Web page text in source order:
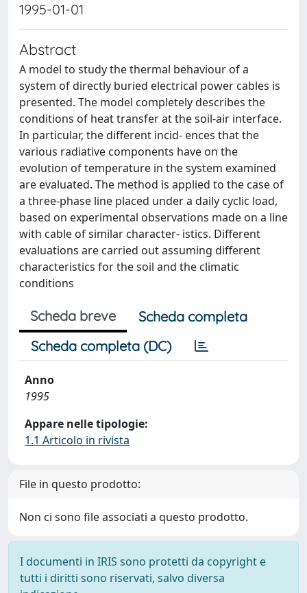
1995-01-01
Abstract
A model to study the thermal behaviour of a
system of directly buried electrical power cables is
presented. The model completely describes the
conditions of heat transfer at the soil-air interface.
In particular, the different incid- ences that the
various radiative components have on the
evolution of temperature in the system examined
are evaluated. The method is applied to the case of
a three-phase line placed under a daily cyclic load,
based on experimental observations made on a line
with cable of similar character- istics. Different
evaluations are carried out assuming different
characteristics for the soil and the climatic
conditions
Scheda breve
Scheda completa
Scheda completa (DC)
Anno
1995
Appare nelle tipologie:
1.1 Articolo in rivista
File in questo prodotto:
Non ci sono file associati a questo prodotto.
I documenti in IRIS sono protetti da copyright e
tutti i diritti sono riservati, salvo diversa